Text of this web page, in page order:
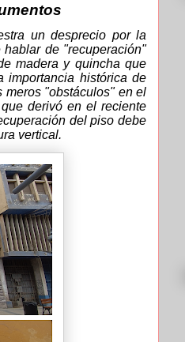
un desprecio por la
de "recuperación"
madera y quincha que
importancia histórica de
meros "obstáculos" en el
derivó en el reciente
del piso debe
vertical.